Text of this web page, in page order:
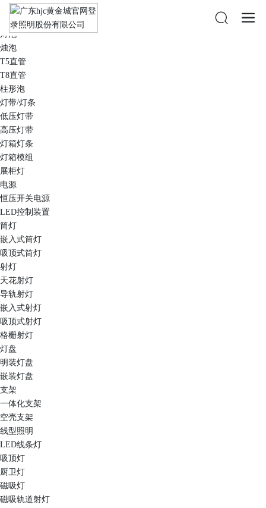
商用照明
光源
灯泡
烛泡
T5直管
T8直管
柱形泡
灯带/灯条
低压灯带
高压灯带
灯箱灯条
灯箱模组
展柜灯
电源
恒压开关电源
LED控制装置
筒灯
嵌入式筒灯
吸顶式筒灯
射灯
天花射灯
导轨射灯
嵌入式射灯
吸顶式射灯
格栅射灯
灯盘
明装灯盘
嵌装灯盘
支架
一体化支架
空壳支架
线型照明
LED线条灯
吸顶灯
厨卫灯
磁吸灯
磁吸轨道射灯